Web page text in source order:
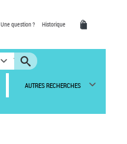
Une question ? Historique
AUTRES RECHERCHES